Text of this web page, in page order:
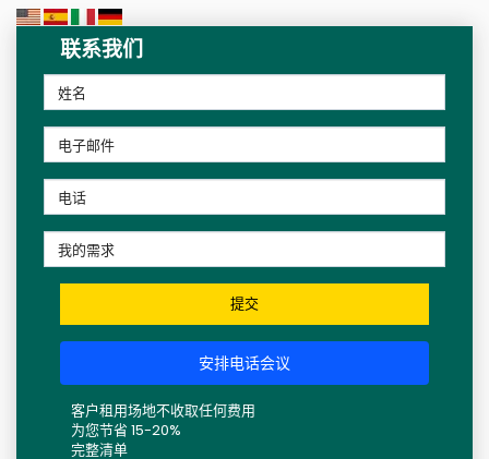
联系我们
提交
安排电话会议
客户租用场地不收取任何费用
为您节省 15-20%
完整清单